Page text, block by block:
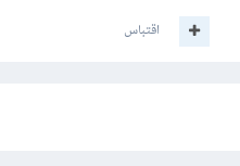
اقتباس